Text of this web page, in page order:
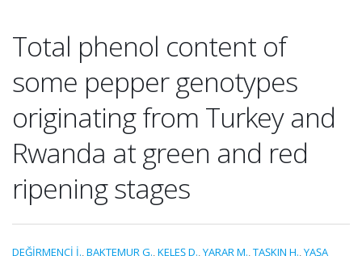
Total phenol content of
some pepper genotypes
originating from Turkey and
Rwanda at green and red
ripening stages
DEĞİRMENCİ İ.,BAKTEMUR G.,KELEŞ D.,YARAR M.,TAŞKIN H.,YAŞA